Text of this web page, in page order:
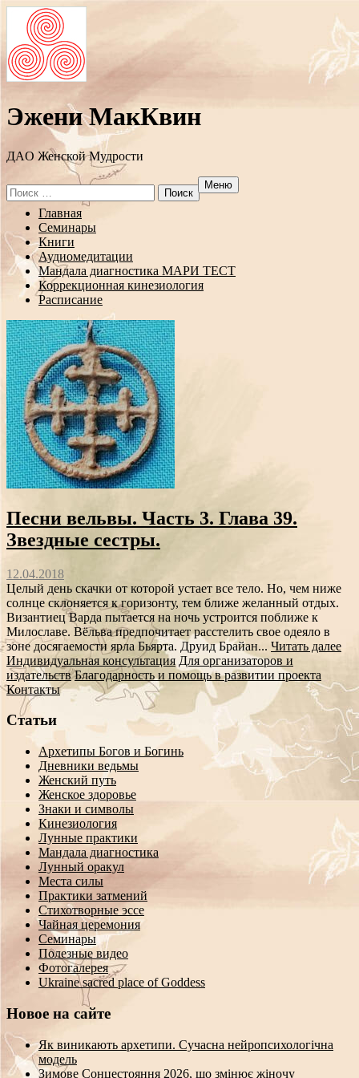
Эжени МакКвин
ДAO Женской Мудрости
Search
for:
Меню
Перейти
содержанию
Главная
Семинары
Книги
Аудиомедитации
Мандала диагностика МАРИ ТЕСТ
Коррекционная кинезиология
Расписание
Песни вельвы. Часть 3. Глава 39.
Звездные сестры.
12.04.2018
Целый день скачки от которой устает все тело. Но, чем ниже
солнце склоняется к горизонту, тем ближе желанный отдых.
Византиец Варда пытается на ночь устроится поближе к
Милославе. Вёльва предпочитает расстелить свое одеяло в
зоне досягаемости ярла Бьярта. Друид Брайан... Читать далее
Индивидуальная консультация Для организаторов и
издательств Благодарность и помощь в развитии проекта
Контакты
Статьи
Архетипы Богов и Богинь
Дневники ведьмы
Женский путь
Женское здоровье
Знаки и символы
Кинезиология
Лунные практики
Мандала диагностика
Лунный оракул
Места силы
Практики затмений
Стихотворные эссе
Чайная церемония
Семинары
Полезные видео
Фотогалерея
Ukraine sacred place of Goddess
Новое на сайте
Як виникають архетипи. Сучасна нейропсихологічна
модель
Зимове Сонцестояння 2026, що змінює жіночу